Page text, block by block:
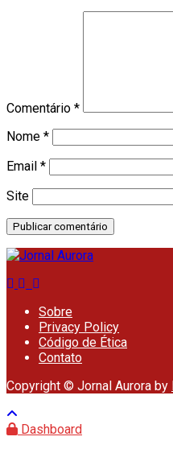
Comentário *
Nome *
Email *
Site
Sobre
Privacy Policy
Código de Ética
Contato
Copyright © Jornal Aurora by
Dashboard